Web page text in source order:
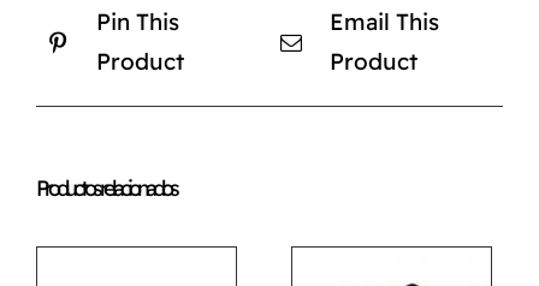
Pin This
Product
Email This
Product
Productos relacionados